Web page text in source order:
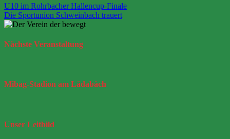
Beitragsnavigation
U10 im Rohrbacher Hallencup-Finale
Die Sportunion Schweinbach trauert
Nächste Veranstaltung
Mibag-Stadion am Lådabåch
Unser Leitbild